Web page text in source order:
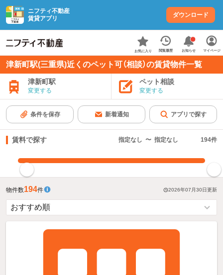
ニフティ不動産
賃貸アプリ
ダウンロード
お気に入り 閲覧履歴 お知らせ マイページ
津新町駅(三重県)近くのペット可（相談）の賃貸物件一覧
津新町駅
変更する
ペット相談
変更する
条件を保存 新着通知 アプリで探す
賃料で探す 指定なし 〜 指定なし 194件
物件数194件 2026年07月30日更新